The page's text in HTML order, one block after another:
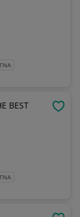
BEST